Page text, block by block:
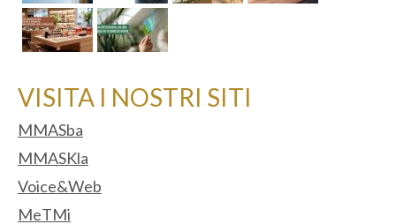
VISITA I NOSTRI SITI
MMASba
MMASKla
Voice&Web
MeTMi